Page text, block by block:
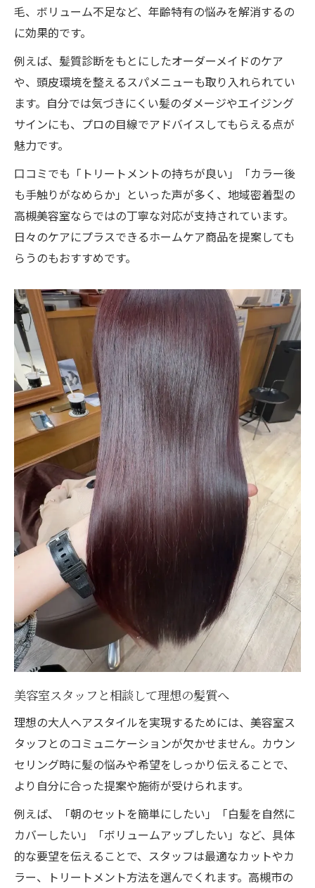
毛、ボリューム不足など、年齢特有の悩みを解消するの
に効果的です。
例えば、髪質診断をもとにしたオーダーメイドのケア
や、頭皮環境を整えるスパメニューも取り入れられてい
ます。自分では気づきにくい髪のダメージやエイジング
サインにも、プロの目線でアドバイスしてもらえる点が
魅力です。
口コミでも「トリートメントの持ちが良い」「カラー後
も手触りがなめらか」といった声が多く、地域密着型の
高槻美容室ならではの丁寧な対応が支持されています。
日々のケアにプラスできるホームケア商品を提案しても
らうのもおすすめです。
美容室スタッフと相談して理想の髪質へ
理想の大人ヘアスタイルを実現するためには、美容室ス
タッフとのコミュニケーションが欠かせません。カウン
セリング時に髪の悩みや希望をしっかり伝えることで、
より自分に合った提案や施術が受けられます。
例えば、「朝のセットを簡単にしたい」「白髪を自然に
カバーしたい」「ボリュームアップしたい」など、具体
的な要望を伝えることで、スタッフは最適なカットやカ
ラー、トリートメント方法を選んでくれます。高槻市の